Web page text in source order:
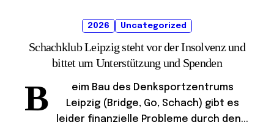
2026 Uncategorized
Schachklub Leipzig steht vor der Insolvenz und
bittet um Unterstützung und Spenden
B
eim Bau des Denksportzentrums
Leipzig (Bridge, Go, Schach) gibt es
leider finanzielle Probleme durch den...